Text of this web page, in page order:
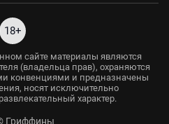
18+
сайте материалы являются
(владельца прав), охраняются
конвенциями и предназначены
носят исключительно
характер.
Гриффины